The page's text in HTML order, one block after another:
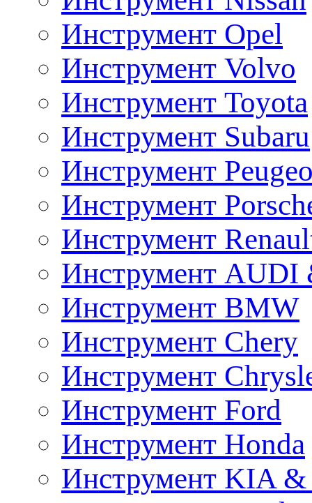
Инструмент Opel
Инструмент Volvo
Инструмент Toyota
Инструмент Subaru
Инструмент
Инструмент
Инструмент
Инструмент AUDI
Инструмент BMW
Инструмент Chery
Инструмент
Инструмент Ford
Инструмент Honda
Инструмент KIA